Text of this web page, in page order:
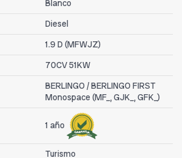
Blanco
Diesel
1.9 D (MFWJZ)
70CV 51KW
BERLINGO / BERLINGO FIRST
Monospace (MF_, GJK_, GFK_)
1 año
Turismo